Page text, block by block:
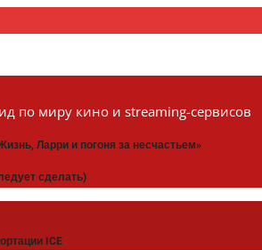
Ларри и погоня за несчастьем»
сделать)
ICE
по миру кино и streaming-сервисов